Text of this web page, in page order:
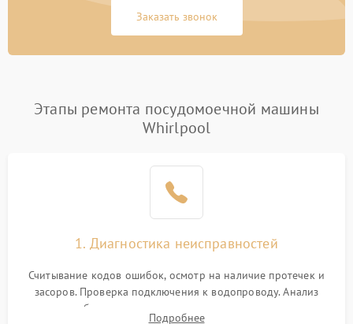
Заказать звонок
Этапы ремонта посудомоечной машины
Whirlpool
1. Диагностика неисправностей
Считывание кодов ошибок, осмотр на наличие протечек и
засоров. Проверка подключения к водопроводу. Анализ
жалоб на отсутствие слива, нагрева, вращения
Подробнее